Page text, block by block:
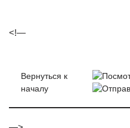
<!—
Вернуться к
началу